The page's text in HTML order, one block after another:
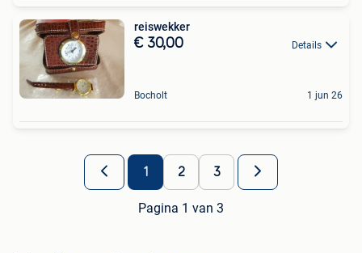
reiswekker
€ 30,00 Details
Bocholt 1 jun 26
1 2 3
Pagina 1 van 3